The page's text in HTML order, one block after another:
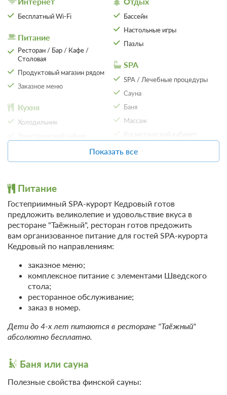
19 фото
Подробнее
30м
АКЦИЯ -10%: Проживание, завтрак
Требуется предоплата
от 4 815
Люкс 2-местный 2-комнатный
Переломы
Неврит
Бессонница
Бесплатный Wi-Fi
Питание
Ресторан / Бар / Кафе /
Столовая
Продуктовый магазин рядом
Заказное меню
Кухня
Холодильник
Няня / Услуги по уходу за
детьми
Детское меню
Терраса
Прокат
Велосипеды
Спорт
Футбол
Настольный теннис
Бадминтон
Бассейн
Настольные игры
Пазлы
SPA
SPA / Лечебные процедуры
Сауна
Баня
Массаж
Косметический кабинет
Сервисы
Прачечная / химчистка
Экскурсионное
обслуживание
Курение на всей территории
Круглосуточная регистрация
Общие
Ежедневная уборка номеров
Показать все
Питание
Гостеприимный SPA-курорт Кедровый готов
предложить великолепие и удовольствие вкуса в
ресторане "Таёжный", ресторан готов предожить
вам организованное питание для гостей SPA-курорта
Кедровый по направлениям:
заказное меню;
комплексное питание с элементами Шведского
стола;
ресторанное обслуживание;
заказ в номер.
Дети до 4-х лет питаются в ресторане "Таёжный"
абсолютно бесплатно.
Баня или сауна
Полезные свойства финской сауны: